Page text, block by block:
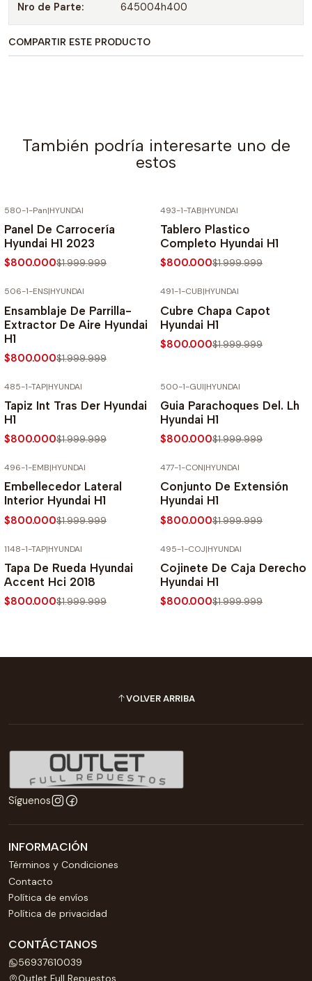
Nro de Parte: 645004h400
COMPARTIR ESTE PRODUCTO
También podría interesarte uno de
estos
580-1-Pan|HYUNDAI
Panel De Carrocería
Hyundai H1 2023
$800.000$1.999.999
493-1-TAB|HYUNDAI
Tablero Plastico
Completo Hyundai H1
$800.000$1.999.999
506-1-ENS|HYUNDAI
Ensamblaje De Parrilla-
Extractor De Aire Hyundai
H1
$800.000$1.999.999
491-1-CUB|HYUNDAI
Cubre Chapa Capot
Hyundai H1
$800.000$1.999.999
485-1-TAP|HYUNDAI
Tapiz Int Tras Der Hyundai
H1
$800.000$1.999.999
500-1-GUI|HYUNDAI
Guia Parachoques Del. Lh
Hyundai H1
$800.000$1.999.999
496-1-EMB|HYUNDAI
Embellecedor Lateral
Interior Hyundai H1
$800.000$1.999.999
477-1-CON|HYUNDAI
Conjunto De Extensión
Hyundai H1
$800.000$1.999.999
1148-1-TAP|HYUNDAI
Tapa De Rueda Hyundai
Accent Hci 2018
$800.000$1.999.999
495-1-COJ|HYUNDAI
Cojinete De Caja Derecho
Hyundai H1
$800.000$1.999.999
VOLVER ARRIBA
Síguenos
INFORMACIÓN
Términos y Condiciones
Contacto
Política de envíos
Política de privacidad
CONTÁCTANOS
56937610039
Outlet Full Repuestos